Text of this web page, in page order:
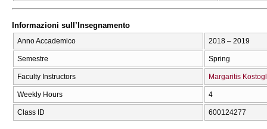
Informazioni sull’Insegnamento
Anno Accademico 2018 – 2019
Semestre Spring
Faculty Instructors Margaritis
Weekly Hours 4
Class ID 600124277